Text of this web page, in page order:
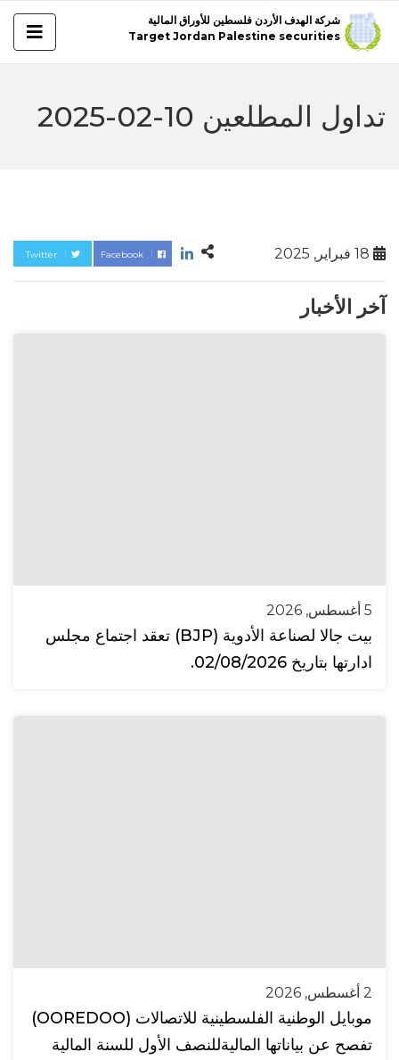
شركة الهدف الأردن فلسطين للأوراق المالية
Target Jordan Palestine securities
تداول المطلعين 10-02-2025
Twitter Facebook
آخر الأخبار
5 أغسطس, 2026
بيت جالا لصناعة الأدوية (BJP) تعقد اجتماع مجلس
ادارتها بتاريخ 02/08/2026.
2 أغسطس, 2026
موبايل الوطنية الفلسطينية للاتصالات (OOREDOO)
تفصح عن بياناتها الماليةللنصف الأول للسنة المالية